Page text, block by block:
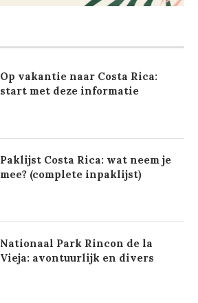
Op vakantie naar Costa Rica:
start met deze informatie
Paklijst Costa Rica: wat neem je
mee? (complete inpaklijst)
Nationaal Park Rincon de la
Vieja: avontuurlijk en divers